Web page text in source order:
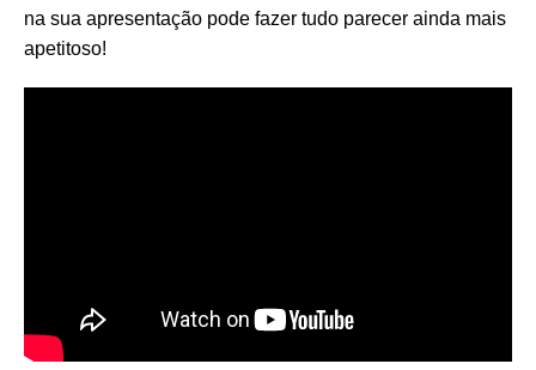
na sua apresentação pode fazer tudo parecer ainda mais
apetitoso!